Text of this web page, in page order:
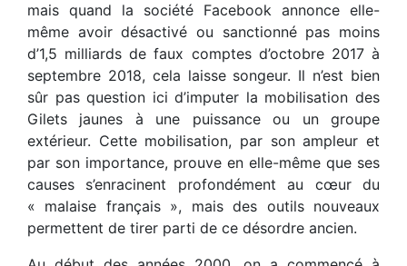
mais quand la société Facebook annonce elle-
même avoir désactivé ou sanctionné pas moins
d’1,5 milliards de faux comptes d’octobre 2017 à
septembre 2018, cela laisse songeur. Il n’est bien
sûr pas question ici d’imputer la mobilisation des
Gilets jaunes à une puissance ou un groupe
extérieur. Cette mobilisation, par son ampleur et
par son importance, prouve en elle-même que ses
causes s’enracinent profondément au cœur du
« malaise français », mais des outils nouveaux
permettent de tirer parti de ce désordre ancien.